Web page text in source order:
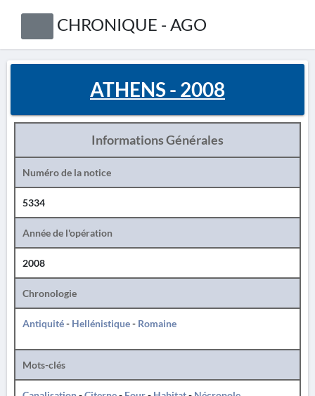
CHRONIQUE - AGO
ATHENS - 2008
Informations Générales
Numéro de la notice
5334
Année de l'opération
2008
Chronologie
Antiquité- Hellénistique- Romaine
Mots-clés